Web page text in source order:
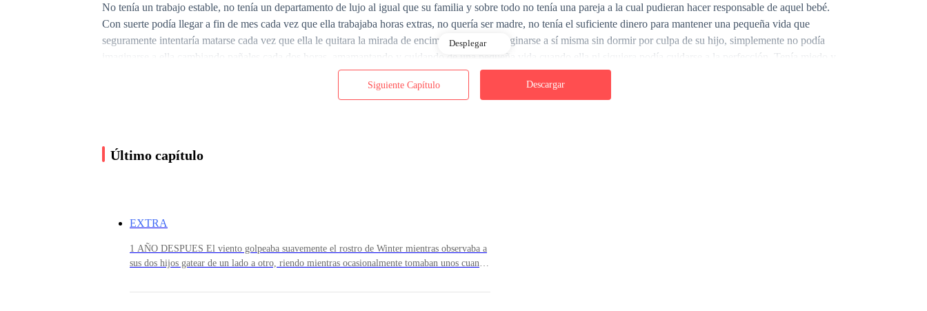
No tenía un trabajo estable, no tenía un departamento de lujo al igual que su familia y sobre todo no tenía una pareja a la cual pudieran hacer responsable de aquel bebé.
Con suerte podía llegar a fin de mes cada vez que ella trabajaba horas extras, no quería ser madre, no tenía el suficiente dinero para mantener una pequeña vida que
seguramente intentaría matarse cada vez que ella le quitara la mirada de encima. No podía imaginarse a sí misma sin dormir por culpa de su hijo, simplemente no podía
imaginarse a ella cambiando pañales cada dos horas, amamantando y cuidando de una pequeña vida cuando ella ni siquiera podía cuidarse a la perfección. Tenía miedo y
Ni siquiera sabía quién era el padre de aquella pequeña señal de vida dentro de ella, no podía recordar nada de lo que había sucedido en aquella pequeña escapada a
Desplegar
Siguiente Capítulo Descargar
Último capítulo
EXTRA
1 AÑO DESPUES El viento golpeaba suavemente el rostro de Winter mientras observaba a
sus dos hijos gatear de un lado a otro, riendo mientras ocasionalmente tomaban unos cuantos
preguntó Vania, caminando hacia Winter mientras jugueteaba con su anillo de matrimonio.